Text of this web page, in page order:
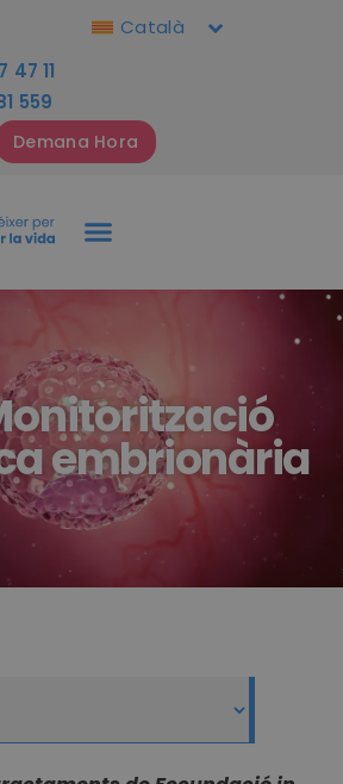
47 11
559
Demana Hora
Català
embrionària